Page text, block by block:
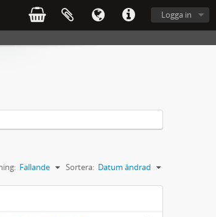
Logga in
Sortera: Datum ändrad
Fallande